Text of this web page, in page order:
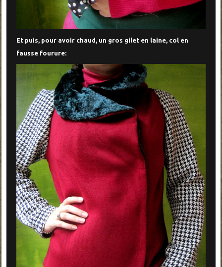
Et puis, pour avoir chaud, un gros gilet en laine, col en
fausse fourure: